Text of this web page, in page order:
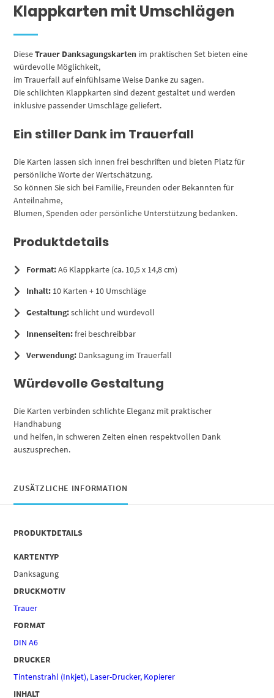
Klappkarten mit Umschlägen
DieseTrauer Danksagungskarten im praktischen Set bieten eine
würdevolle Möglichkeit,
im Trauerfall auf einfühlsame Weise Danke zu sagen.
Die schlichten Klappkarten sind dezent gestaltet und werden
inklusive passender Umschläge geliefert.
Ein stiller Dank im Trauerfall
Die Karten lassen sich innen frei beschriften und bieten Platz für
persönliche Worte der Wertschätzung.
So können Sie sich bei Familie, Freunden oder Bekannten für
Anteilnahme,
Blumen, Spenden oder persönliche Unterstützung bedanken.
Produktdetails
Format:A6 Klappkarte (ca. 10,5 x 14,8 cm)
Inhalt: 10 Karten + 10 Umschläge
Gestaltung:schlicht und würdevoll
Innenseiten:frei beschreibbar
Verwendung: Danksagung im Trauerfall
Würdevolle Gestaltung
Die Karten verbinden schlichte Eleganz mit praktischer
Handhabung
und helfen, in schweren Zeiten einen respektvollen Dank
auszusprechen.
ZUSÄTZLICHE INFORMATION
PRODUKTDETAILS
KARTENTYP
Danksagung
DRUCKMOTIV
Trauer
FORMAT
DIN A6
DRUCKER
Tintenstrahl (Inkjet), Laser-Drucker, Kopierer
INHALT